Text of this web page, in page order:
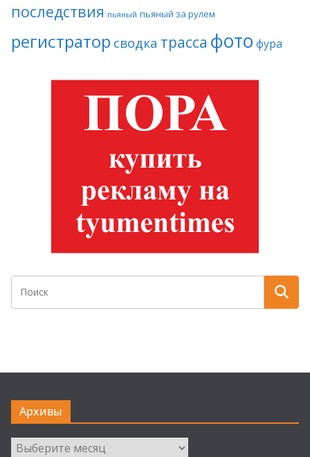
последствия пьяный пьяный за рулем
регистратор сводка трасса фото фура
Архивы
Архивы